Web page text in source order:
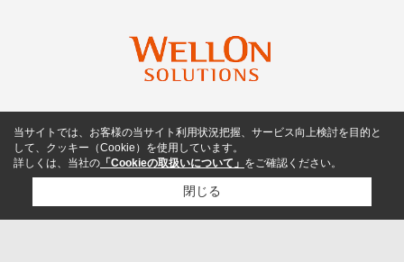
当サイトでは、お客様の当サイト利用状況把握、サービス向上検討を目的と
して、クッキー（Cookie）を使用しています。
詳しくは、当社の 「Cookieの取扱いについて」 をご確認ください。
閉じる